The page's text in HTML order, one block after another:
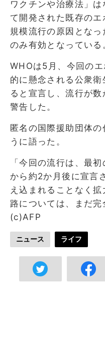
ワクチンや治療法」
て開発された既存の
規模流行の原因とな
のみ有効となっている
WHOは5月、今回の
的に懸念される公衆
ると宣言し、流行が
警告した。
匿名の国際援助団体
うに語った。
「今回の流行は、最
から約2か月後に宣言
え込まれることなく
路については、まだ完
(c)AFP
ニュース ライフ